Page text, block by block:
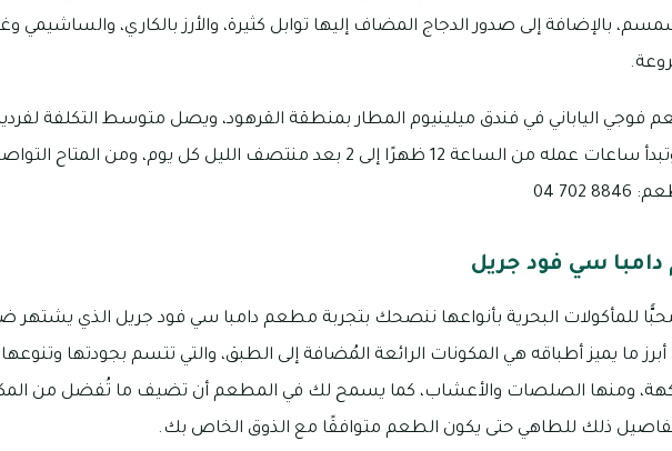
بالإضافة إلى صدور الدجاج المضاف إليها توابل كثيرة، والأرز بالكاري، والساشيمي
إماراتيًا، وتبدأ ساعات عمله من الساعة 12 ظهرًا إلى 2 بعد منتصف الليل كل يوم،
702 04
سي فود جريل
للمأكولات البحرية بأنواعها ننصحك بتجربة مطعم دامبا سي فود جريل الذي
أبرز ما يميز أطباقه هي المكونات الرائعة المُضافة إلى الطبق، والتي تتسم بجودتها
ومنها الصلصات والأعشاب، كما يسمح لك في المطعم أن تضيف ما تُفضل من
ذلك للطاهي حتى يكون الطعم متوافقًا مع الذوق الخاص بك.